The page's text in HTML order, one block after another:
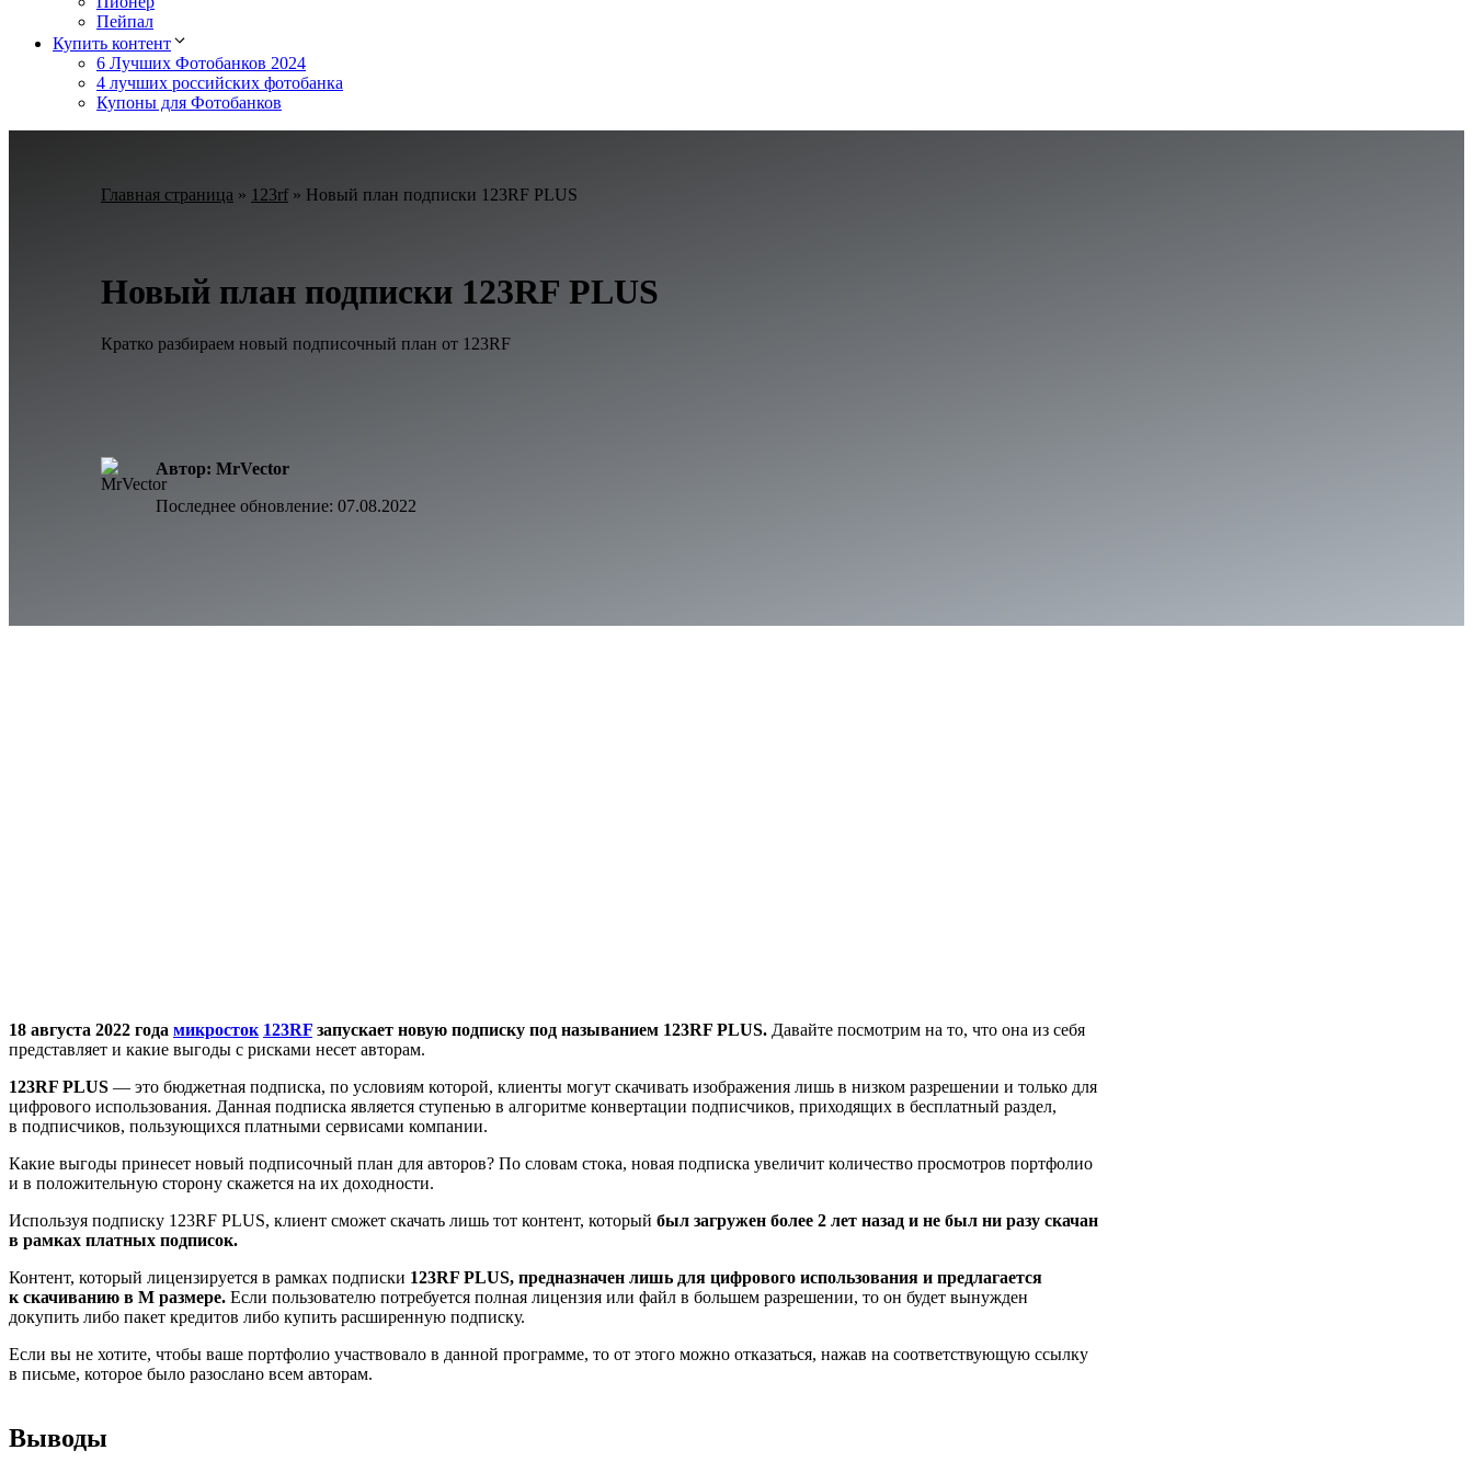
Пейпал
Купить контент
6 Лучших Фотобанков 2024
4 лучших российских фотобанка
Купоны для Фотобанков
Главная страница » 123rf » Новый план подписки 123RF PLUS
Новый план подписки 123RF PLUS
Кратко разбираем новый подписочный план от 123RF
Автор: MrVector
Последнее обновление: 07.08.2022
18 августа 2022 года микросток 123RF запускает новую подписку под называнием 123RF PLUS. Давайте посмотрим на то, что она из себя
представляет и какие выгоды с рисками несет авторам.
123RF PLUS — это бюджетная подписка, по условиям которой, клиенты могут скачивать изображения лишь в низком разрешении и только для
цифрового использования. Данная подписка является ступенью в алгоритме конвертации подписчиков, приходящих в бесплатный раздел,
в подписчиков, пользующихся платными сервисами компании.
Какие выгоды принесет новый подписочный план для авторов? По словам стока, новая подписка увеличит количество просмотров портфолио
и в положительную сторону скажется на их доходности.
Используя подписку 123RF PLUS, клиент сможет скачать лишь тот контент, который был загружен более 2 лет назад и не был ни разу скачан
в рамках платных подписок.
Контент, который лицензируется в рамках подписки 123RF PLUS, предназначен лишь для цифрового использования и предлагается
к скачиванию в М размере. Если пользователю потребуется полная лицензия или файл в большем разрешении, то он будет вынужден
докупить либо пакет кредитов либо купить расширенную подписку.
Если вы не хотите, чтобы ваше портфолио участвовало в данной программе, то от этого можно отказаться, нажав на соответствующую ссылку
в письме, которое было разослано всем авторам.
Выводы